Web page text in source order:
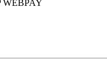
WEBPAY